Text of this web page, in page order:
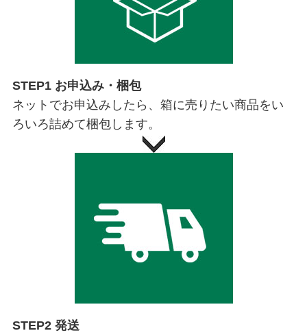
STEP1 お申込み・梱包
ネットでお申込みしたら、箱に売りたい商品をい
ろいろ詰めて梱包します。
STEP2 発送